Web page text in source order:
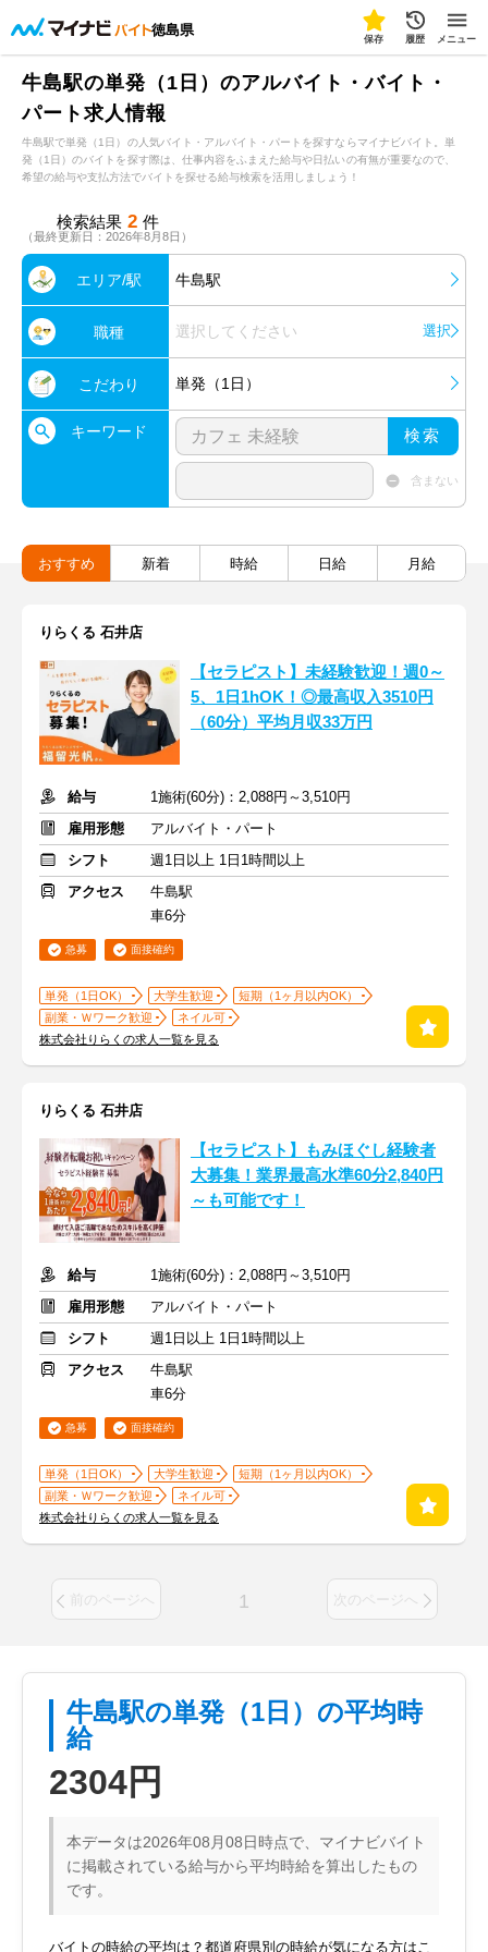
徳島県
保存 履歴 メニュー
牛島駅の単発（1日）のアルバイト・バイト・
パート求人情報
牛島駅で単発（1日）の人気バイト・アルバイト・パートを探すならマイナビバイト。単
発（1日）のバイトを探す際は、仕事内容をふまえた給与や日払いの有無が重要なので、
希望の給与や支払方法でバイトを探せる給与検索を活用しましょう！
検索結果 2 件
（最終更新日：2026年8月8日）
エリア/駅 牛島駅
職種 選択してください 選択
こだわり 単発（1日）
キーワード 検索
含まない
おすすめ 新着 時給 日給 月給
りらくる 石井店
【セラピスト】未経験歓迎！週0～
5、1日1hOK！◎最高収入3510円
（60分）平均月収33万円
給与
1施術(60分)：2,088円～3,510円
雇用形態
アルバイト・パート
シフト
週1日以上 1日1時間以上
アクセス
牛島駅
車6分
急募 面接確約
単発（1日OK） 大学生歓迎
短期（1ヶ月以内OK）
副業・Ｗワーク歓迎
ネイル可
株式会社りらくの求人一覧を見る
りらくる 石井店
【セラピスト】もみほぐし経験者
大募集！業界最高水準60分2,840円
～も可能です！
給与
1施術(60分)：2,088円～3,510円
雇用形態
アルバイト・パート
シフト
週1日以上 1日1時間以上
アクセス
牛島駅
車6分
急募 面接確約
単発（1日OK） 大学生歓迎
短期（1ヶ月以内OK）
副業・Ｗワーク歓迎
ネイル可
株式会社りらくの求人一覧を見る
前のページへ 1 次のページへ
牛島駅の単発（1日）の平均時
給
2304円
本データは2026年08月08日時点で、マイナビバイト
に掲載されている給与から平均時給を算出したもの
です。
バイトの時給の平均は？都道府県別の時給が気になる方はこ